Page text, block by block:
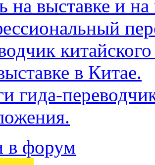
на выставке и
в Китае.
гида-
в форум